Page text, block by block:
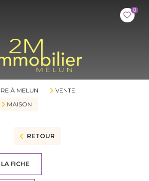
0
À MELUN
VENTE
MAISON
RETOUR
FICHE